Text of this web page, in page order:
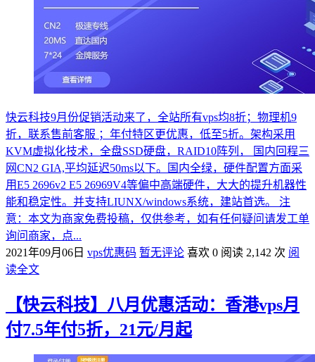
快云科技9月份促销活动来了，全站所有vps均8折；物理机9
折，联系售前客服 ；年付特区更优惠，低至5折。架构采用
KVM虚拟化技术，全盘SSD硬盘，RAID10阵列， 国内回程三
网CN2 GIA,平均延迟50ms以下。国内全绿，硬件配置方面采
用E5 2696v2 E5 26969V4等偏中高端硬件，大大的提升机器性
能和稳定性。并支持LIUNX/windows系统，建站首选。 注
意：本文为商家免费投稿，仅供参考，如有任何疑问请发工单
询问商家，点...
2021年09月06日 vps优惠码 暂无评论 喜欢 0 阅读 2,142 次 阅
读全文
【快云科技】八月优惠活动：香港vps月
付7.5年付5折，21元/月起